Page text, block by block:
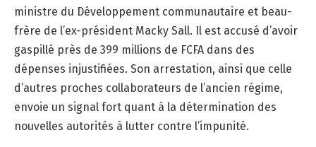
ministre du Développement communautaire et beau-
frère de l’ex-président Macky Sall. Il est accusé d’avoir
gaspillé près de 399 millions de FCFA dans des
dépenses injustifiées. Son arrestation, ainsi que celle
d’autres proches collaborateurs de l’ancien régime,
envoie un signal fort quant à la détermination des
nouvelles autorités à lutter contre l’impunité.